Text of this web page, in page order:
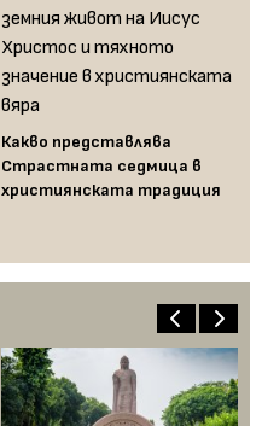
Какво представлява
Страстната седмица в
християнската традиция